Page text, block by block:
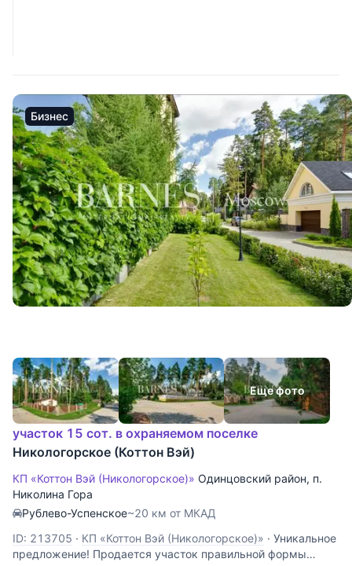
Бизнес
Еще фото
участок 15 сот. в охраняемом поселке
Никологорское (Коттон Вэй)
КП «Коттон Вэй (Никологорское)» Одинцовский район, п.
Николина Гора
Рублево-Успенское~20 км от МКАД
ID: 213705 · КП «Коттон Вэй (Никологорское)» · Уникальное
предложение! Продается участок правильной формы